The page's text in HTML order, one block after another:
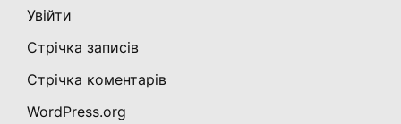
Увійти
Стрічка записів
Стрічка коментарів
WordPress.org